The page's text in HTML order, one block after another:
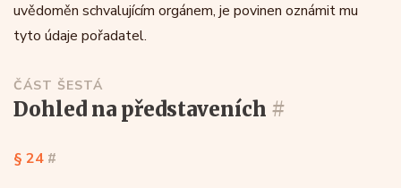
uvědoměn schvalujícím orgánem, je povinen oznámit mu
tyto údaje pořadatel.
ČÁST ŠESTÁ
dohled na představeních #
§ 24 #